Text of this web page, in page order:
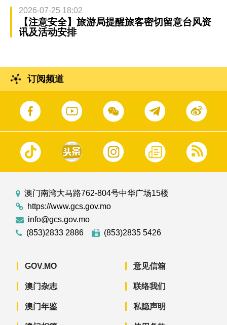
2026-07-25 18:02
【注意安全】旅游局提醒旅客密切留意台风资
讯及活动安排
订阅频道
澳门南湾大马路762-804号中华广场15楼
https://www.gcs.gov.mo
info@gcs.gov.mo
(853)2833 2886
(853)2835 5426
GOV.MO
澳门杂志
澳门年鉴
意见信箱
联络我们
私隐声明